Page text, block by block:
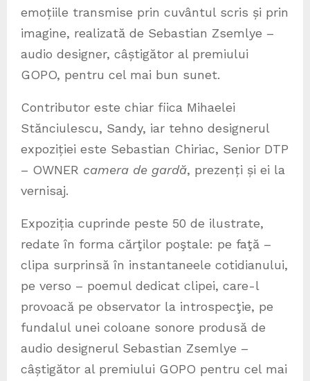
emoțiile transmise prin cuvântul scris și prin
imagine, realizată de Sebastian Zsemlye –
audio designer, câștigător al premiului
GOPO, pentru cel mai bun sunet.
Contributor este chiar fiica Mihaelei
Stănciulescu, Sandy, iar tehno designerul
expoziției este Sebastian Chiriac, Senior DTP
– OWNER camera de gardă, prezenți și ei la
vernisaj.
Expoziția cuprinde peste 50 de ilustrate,
redate în forma cărţilor poştale: pe faţă –
clipa surprinsă în instantaneele cotidianului,
pe verso – poemul dedicat clipei, care-l
provoacă pe observator la introspecţie, pe
fundalul unei coloane sonore produsă de
audio designerul Sebastian Zsemlye –
câștigător al premiului GOPO pentru cel mai